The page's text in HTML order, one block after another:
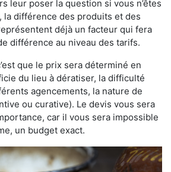
leur poser la question si vous n’êtes
la différence des produits et des
déjà un facteur qui fera
différence au niveau des tarifs.
que le prix sera déterminé en
du lieu à dératiser, la difficulté
agencements, la nature de
ou curative). Le devis vous sera
car il vous sera impossible
un budget exact.